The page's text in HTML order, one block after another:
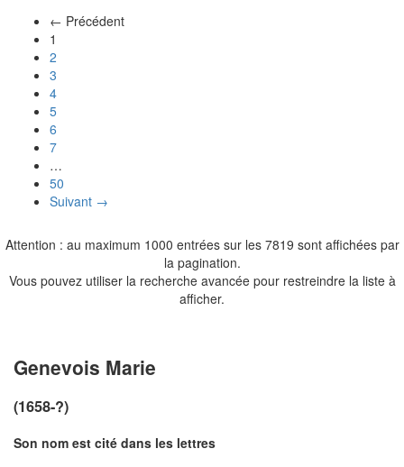
← Précédent
1
2
3
4
5
6
7
…
50
Suivant →
Attention : au maximum 1000 entrées sur les 7819 sont affichées par
la pagination.
Vous pouvez utiliser la recherche avancée pour restreindre la liste à
afficher.
Genevois Marie
(1658-?)
Son nom est cité dans les lettres